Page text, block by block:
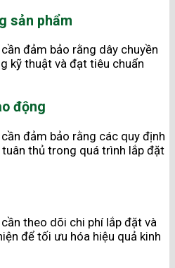
sản phẩm
đảm bảo rằng dây chuyền
kỹ thuật và đạt tiêu chuẩn
động
đảm bảo rằng các quy định
thủ trong quá trình lắp đặt
theo dõi chi phí lắp đặt và
để tối ưu hóa hiệu quả kinh